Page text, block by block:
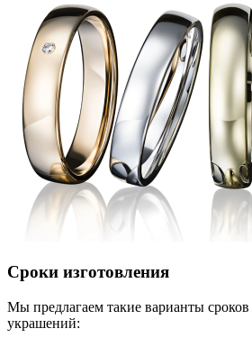
Сроки изготовления
Мы предлагаем такие варианты сроков
украшений: